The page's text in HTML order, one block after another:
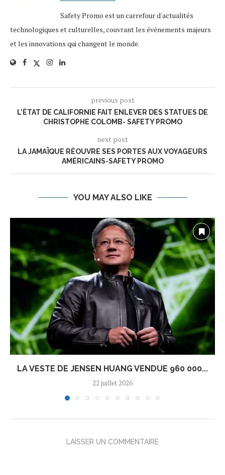
Safety Promo est un carrefour d'actualités
technologiques et culturelles, couvrant les événements majeurs
et les innovations qui changent le monde.
previous post
L’ÉTAT DE CALIFORNIE FAIT ENLEVER DES STATUES DE
CHRISTOPHE COLOMB- SAFETY PROMO
next post
LA JAMAÏQUE RÉOUVRE SES PORTES AUX VOYAGEURS
AMÉRICAINS-SAFETY PROMO
YOU MAY ALSO LIKE
LA VESTE DE JENSEN HUANG VENDUE 960 000...
22 juillet 2026
LAISSER UN COMMENTAIRE